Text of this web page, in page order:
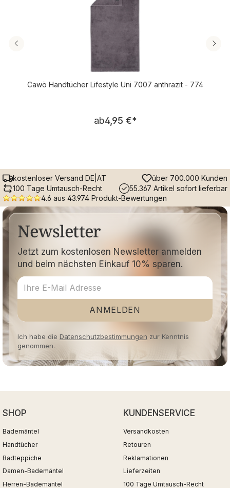
Cawö Handtücher Lifestyle Uni 7007 anthrazit - 774
Regulärer Preis:
ab4,95 €*
kostenloser Versand DE|AT
über 700.000 Kunden
100 Tage Umtausch-Recht
55.367 Artikel sofort lieferbar
4.6 aus 43.974 Produkt-Bewertungen
Newsletter
Jetzt zum kostenlosen Newsletter anmelden
und beim nächsten Einkauf 10% sparen.
ANMELDEN
Ich habe die Datenschutzbestimmungen zur Kenntnis
genommen.
SHOP
Bademäntel
Handtücher
Badteppiche
Damen-Bademäntel
Herren-Bademäntel
KUNDENSERVICE
Versandkosten
Retouren
Reklamationen
Lieferzeiten
100 Tage Umtausch-Recht